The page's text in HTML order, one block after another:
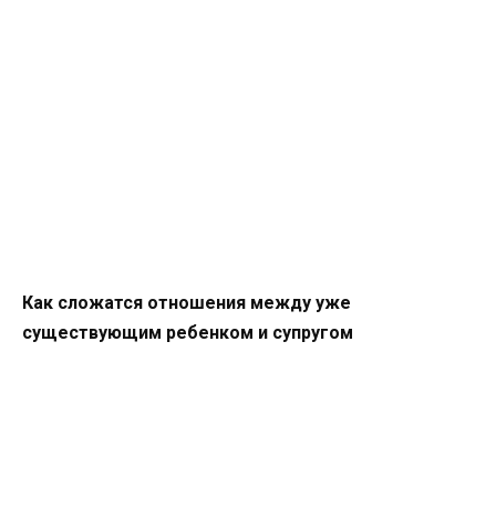
Как сложатся отношения между уже
существующим ребенком и супругом